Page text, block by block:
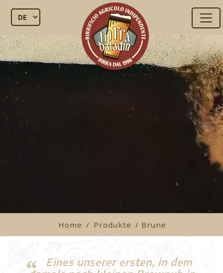
Home / Produkte / Brune
Eines unserer ersten, in dem